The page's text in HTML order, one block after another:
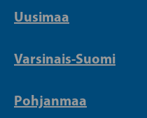
Uusimaa
Varsinais-Suomi
Pohjanmaa